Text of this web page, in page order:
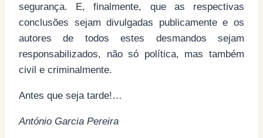
segurança. E, finalmente, que as respectivas
conclusões sejam divulgadas publicamente e os
autores de todos estes desmandos sejam
responsabilizados, não só política, mas também
civil e criminalmente.
Antes que seja tarde!…
António Garcia Pereira